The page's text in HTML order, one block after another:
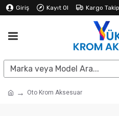
Giriş Kayıt Ol Kargo Takip
Oto Krom Aksesuar